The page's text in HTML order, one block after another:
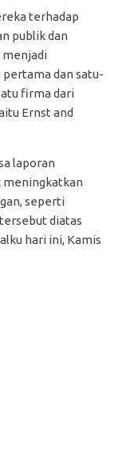
terhadap
publik dan
menjadi
dan satu-
firma dari
Ernst and
laporan
meningkatkan
seperti
diatas
hari ini, Kamis